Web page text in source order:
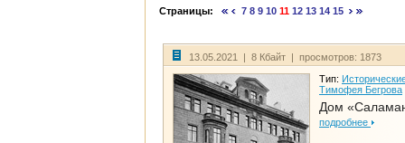
Страницы: 7 8 9 10 11 12 13 14 15
13.05.2021 | 8 Кбайт | просмотров: 1873
Тип:
Тимофея Бегрова
Дом
подробнее